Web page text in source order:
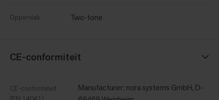
Oppervlak Two-tone
CE-conformiteit
CE-conformiteit
Manufacturer: nora systems GmbH, D-